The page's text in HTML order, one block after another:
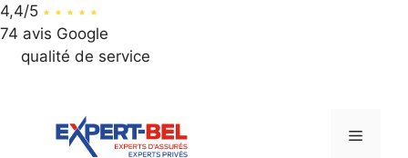
4,4/5
74 avis Google
qualité de service
Menu